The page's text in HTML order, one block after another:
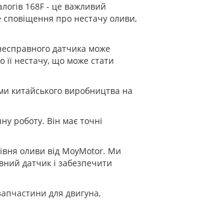
168F - це важливий
сповіщення про нестачу оливи,
датчика може
її нестачу, що може стати
китайського виробництва на
роботу. Він має точні
оливи від MoyMotor. Ми
датчик і забезпечити
для двигуна,